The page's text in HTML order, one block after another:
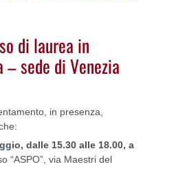
di laurea in
sede di Venezia
in presenza,
dalle 15.30 alle 18.00, a
“ASPO”, via Maestri del